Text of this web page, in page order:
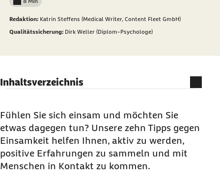
Lesedauer weniger als
Redaktion: Katrin Steffens (Medical Writer, Content Fleet GmbH)
Qualitätssicherung: Dirk Weller (Diplom-Psychologe)
Inhaltsverzeichnis
Tipps
1. Das Telefon gegen Einsamkeit nutzen und
Entfernungen überbrücken
2. Ein Haustier gegen Einsamkeit: Emotionale
Unterstützung
Fühlen Sie sich einsam und möchten Sie
etwas dagegen tun? Unsere zehn Tipps gegen
Einsamkeit helfen Ihnen, aktiv zu werden,
positive Erfahrungen zu sammeln und mit
Menschen in Kontakt zu kommen.